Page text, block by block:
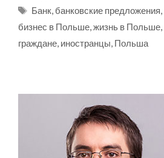
Метки
Банк, банковские предложения,
бизнес в Польше,жизнь в Польше,
граждане, иностранцы, Польша